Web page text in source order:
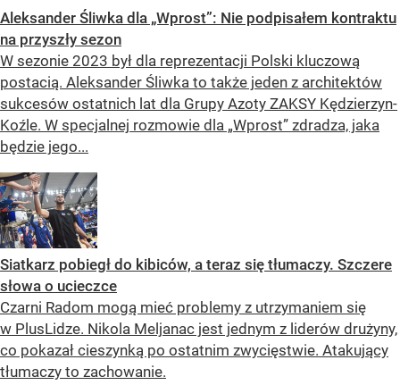
Aleksander Śliwka dla „Wprost”: Nie podpisałem kontraktu
na przyszły sezon
W sezonie 2023 był dla reprezentacji Polski kluczową
postacią. Aleksander Śliwka to także jeden z architektów
sukcesów ostatnich lat dla Grupy Azoty ZAKSY Kędzierzyn-
Koźle. W specjalnej rozmowie dla „Wprost” zdradza, jaka
będzie jego...
Siatkarz pobiegł do kibiców, a teraz się tłumaczy. Szczere
słowa o ucieczce
Czarni Radom mogą mieć problemy z utrzymaniem się
w PlusLidze. Nikola Meljanac jest jednym z liderów drużyny,
co pokazał cieszynką po ostatnim zwycięstwie. Atakujący
tłumaczy to zachowanie.